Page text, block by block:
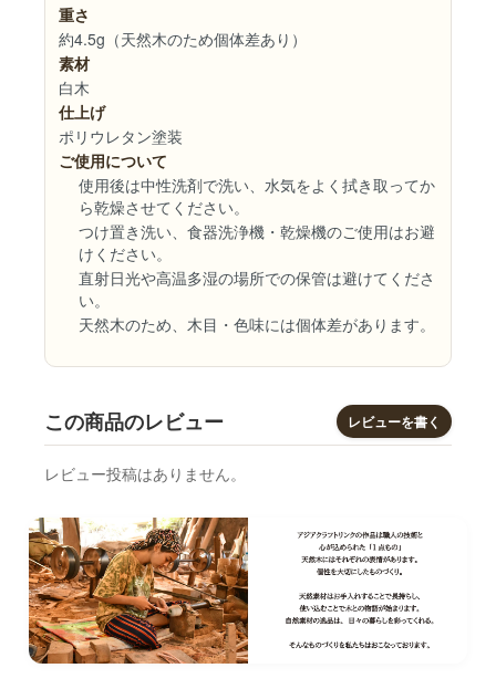
重さ
約4.5g（天然木のため個体差あり）
素材
白木
仕上げ
ポリウレタン塗装
ご使用について
使用後は中性洗剤で洗い、水気をよく拭き取ってか
ら乾燥させてください。
つけ置き洗い、食器洗浄機・乾燥機のご使用はお避
けください。
直射日光や高温多湿の場所での保管は避けてくださ
い。
天然木のため、木目・色味には個体差があります。
この商品のレビュー レビューを書く
レビュー投稿はありません。